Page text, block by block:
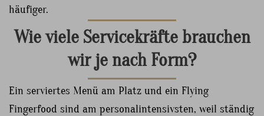
häufiger.
Wie viele Servicekräfte brauchen
wir je nach Form?
Ein serviertes Menü am Platz und ein Flying
Fingerfood sind am personalintensivsten, weil ständig